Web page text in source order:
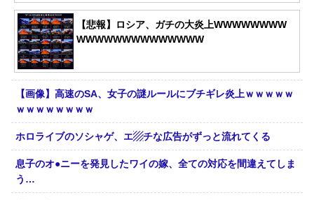
【悲報】ロシア、ガチの大炎上WWWWWWWW
WWWWWWWWWWWWWW
【画像】高速のSA、女子の謎ルールにブチギレ炎上ｗｗｗｗｗ
ｗｗｗｗｗｗｗｗ
ホロライブのソシャゲ、エ▨チな広告がずっと流れてくる
息子のオ●ニーを発見したワイの嫁、全ての対応を間違えてしま
う…